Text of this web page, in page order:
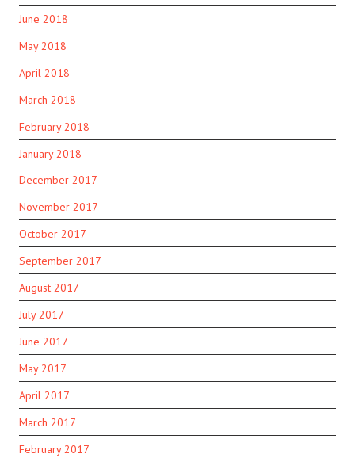
June 2018
May 2018
April 2018
March 2018
February 2018
January 2018
December 2017
November 2017
October 2017
September 2017
August 2017
July 2017
June 2017
May 2017
April 2017
March 2017
February 2017